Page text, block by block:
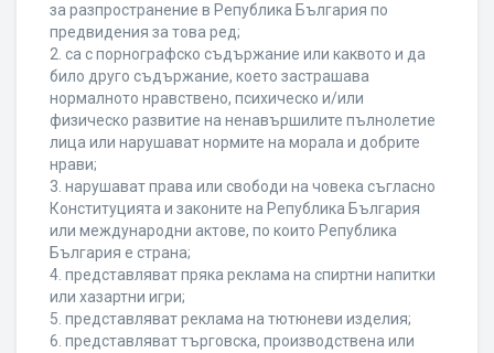
за разпространение в Република България по
предвидения за това ред;
2. са с порнографско съдържание или каквото и да
било друго съдържание, което застрашава
нормалното нравствено, психическо и/или
физическо развитие на ненавършилите пълнолетие
лица или нарушават нормите на морала и добрите
нрави;
3. нарушават права или свободи на човека съгласно
Конституцията и законите на Република България
или международни актове, по които Република
България е страна;
4. представляват пряка реклама на спиртни напитки
или хазартни игри;
5. представляват реклама на тютюневи изделия;
6. представляват търговска, производствена или